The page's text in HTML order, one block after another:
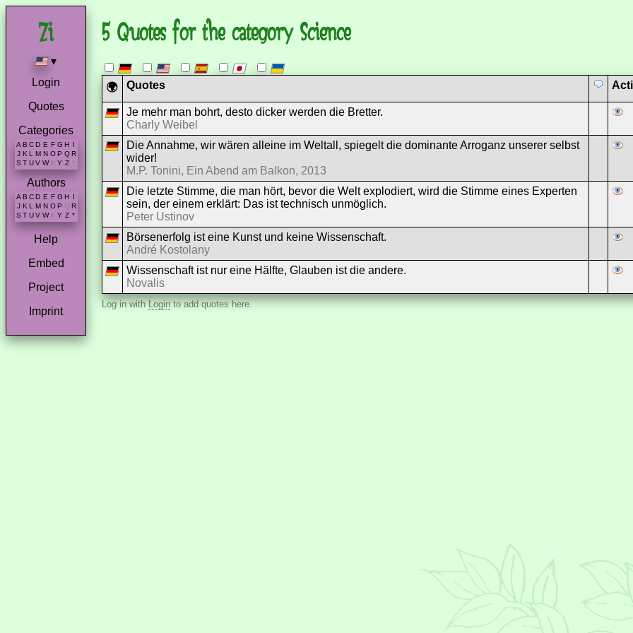
▾
Login
Quotes
Categories
A B C D E F G H I
J K L M N O P Q R
S T U V W X Y Z *
Authors
A B C D E F G H
J K L M N O P Q R
S T U V W X Y Z *
Help
Embed
Project
Imprint
5 Quotes for the category Science
🌍 Quotes
Je mehr man bohrt, desto dicker werden die Bretter.
Charly Weibel
Die Annahme, wir wären alleine im Weltall, spiegelt die dominante Arroganz unserer selbst
wider!
M.P. Tonini, Ein Abend am Balkon, 2013
Die letzte Stimme, die man hört, bevor die Welt explodiert, wird die Stimme eines Experten
sein, der einem erklärt: Das ist technisch unmöglich.
Peter Ustinov
Börsenerfolg ist eine Kunst und keine Wissenschaft.
André Kostolany
Wissenschaft ist nur eine Hälfte, Glauben ist die andere.
Novalis
Log in withLoginto add quotes here.